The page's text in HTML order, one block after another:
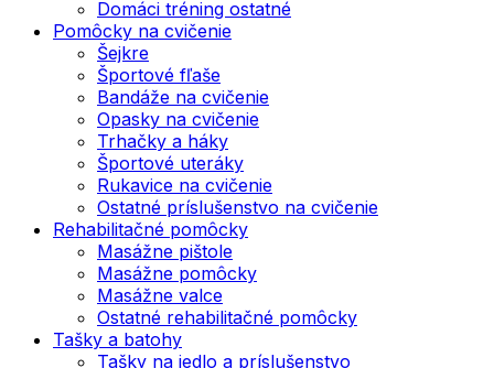
Domáci tréning ostatné
Pomôcky na cvičenie
Šejkre
Športové fľaše
Bandáže na cvičenie
Opasky na cvičenie
Trhačky a háky
Športové uteráky
Rukavice na cvičenie
Ostatné príslušenstvo na cvičenie
Rehabilitačné pomôcky
Masážne pištole
Masážne pomôcky
Masážne valce
Ostatné rehabilitačné pomôcky
Tašky a batohy
Tašky na jedlo a príslušenstvo